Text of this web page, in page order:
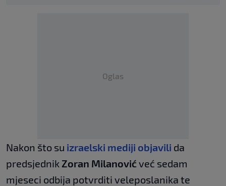
Oglas
Nakon što su izraelski mediji objavili da
predsjednik Zoran Milanovićveć sedam
mjeseci odbija potvrditi veleposlanika te